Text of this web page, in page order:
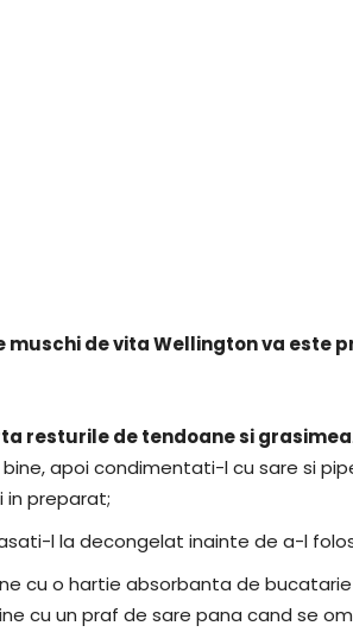
de vita Wellington va este
resturile de tendoane si grasimea
apoi condimentati-l cu sare si
in preparat;
l la decongelat inainte de a-l
cu o hartie absorbanta de bucatarie
cu un praf de sare pana cand se